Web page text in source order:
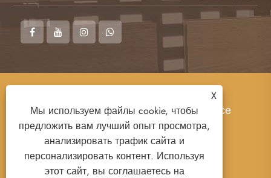
компания MINGZUN New Material Co.,Ltd. Все
права защищены.
X
Мы используем файлы cookie, чтобы
предложить вам лучший опыт просмотра,
анализировать трафик сайта и
персонализировать контент. Используя
этот сайт, вы соглашаетесь на